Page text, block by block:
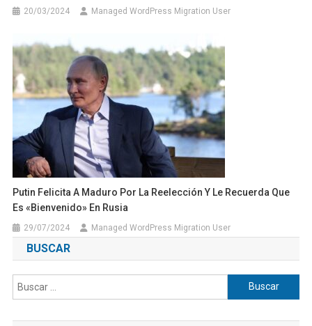
20/03/2024 Managed WordPress Migration User
Putin Felicita A Maduro Por La Reelección Y Le Recuerda Que
Es «bienvenido» En Rusia
29/07/2024 Managed WordPress Migration User
BUSCAR
Buscar: